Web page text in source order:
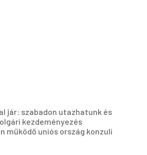
jár: szabadon utazhatunk és
kezdeményezés
működő uniós ország konzuli